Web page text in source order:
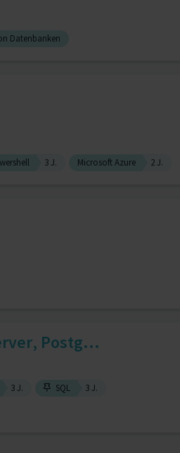
Datenbanken
3 J. Microsoft Azure 2 J.
Postg...
3 J. SQL
3 J.